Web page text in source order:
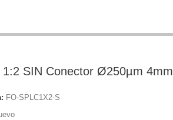
1:2 SIN Conector Ø250µm 4mm
FO-SPLC1X2-S